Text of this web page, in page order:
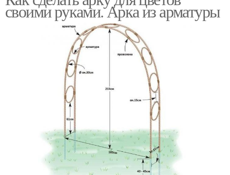
своими руками. Арка из арматуры